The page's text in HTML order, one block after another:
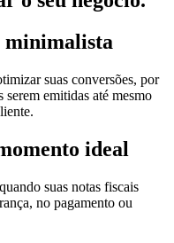
minimalista
suas conversões, por
serem emitidas até mesmo
ideal
suas notas fiscais
no pagamento ou